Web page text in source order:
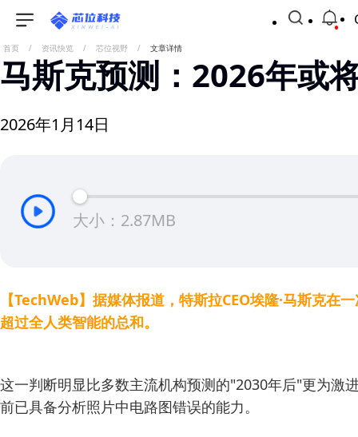
首页 / 资讯快览 / 芯位视野 / 文章详情
马斯克预测：2026年或
2026年1月14日
大小：2.87MB
【TechWeb】据媒体报道，特斯拉CEO埃隆·马斯克
超过全人类智能的总和。
这一判断明显比多数主流机构预测的"2030年后"更为激
前已具备分析照片中电路图错误的能力。